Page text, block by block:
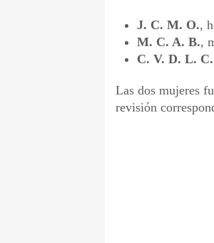
J. C. M. O.,
M. C. A. B.,
C. V. D. L. C.
Las dos mujeres
revisión